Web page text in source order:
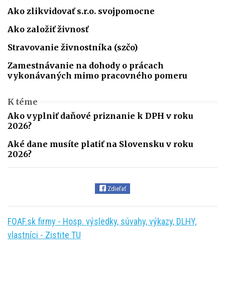
Ako zlikvidovať s.r.o. svojpomocne
Ako založiť živnosť
Stravovanie živnostníka (szčo)
Zamestnávanie na dohody o prácach
vykonávaných mimo pracovného pomeru
K téme
Ako vyplniť daňové priznanie k DPH v roku
2026?
Aké dane musíte platiť na Slovensku v roku
2026?
Zdieľať
FOAF.sk firmy - Hosp. výsledky, súvahy, výkazy, DLHY,
vlastníci - Zistite TU